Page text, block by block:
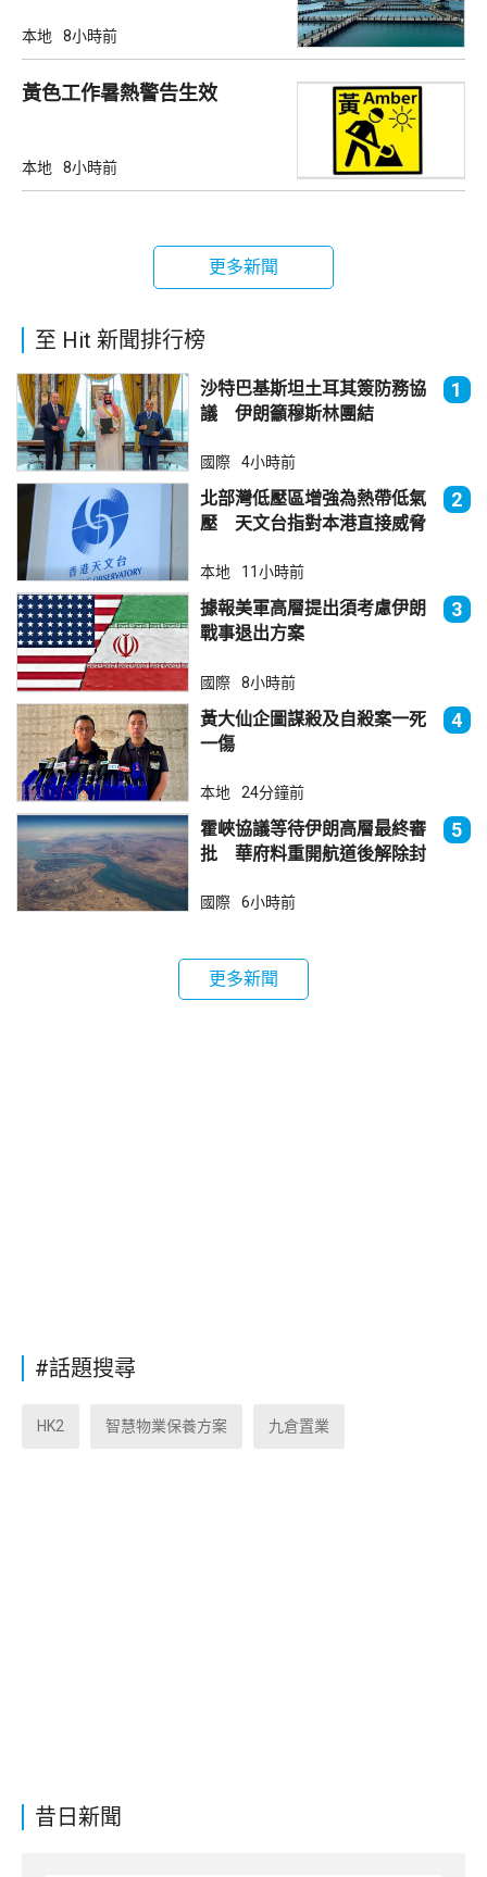
昔日新聞
本地 8小時前
黃色工作暑熱警告生效
本地 8小時前
更多新聞
至 Hit 新聞排行榜
沙特巴基斯坦土耳其簽防務協
議 伊朗籲穆斯林團結
1
國際 4小時前
北部灣低壓區增強為熱帶低氣
壓 天文台指對本港直接威脅
2
本地 11小時前
據報美軍高層提出須考慮伊朗
戰事退出方案
3
國際 8小時前
黃大仙企圖謀殺及自殺案一死
一傷
4
本地 24分鐘前
霍峽協議等待伊朗高層最終審
批 華府料重開航道後解除封
5
國際 6小時前
更多新聞
#話題搜尋
HK2 智慧物業保養方案 九倉置業